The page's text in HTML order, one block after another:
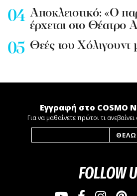
Aποκλειστικό: «Ο
έρχεται στο Θέατρο
Θεές του Χόλιγουντ
Εγγραφή στο COSMO
Για να μαθαίνετε πρώτοι τι
FOLLOW